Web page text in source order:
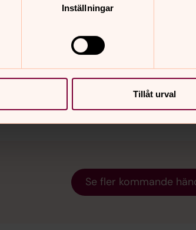
Inställningar
Tillåt urval
Välkommen till
kyrka. Frälsningsarméns
Nässjö och kör från pastoratet.
Se fler kommande